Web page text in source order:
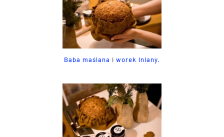
Baba maślana i worek lniany.